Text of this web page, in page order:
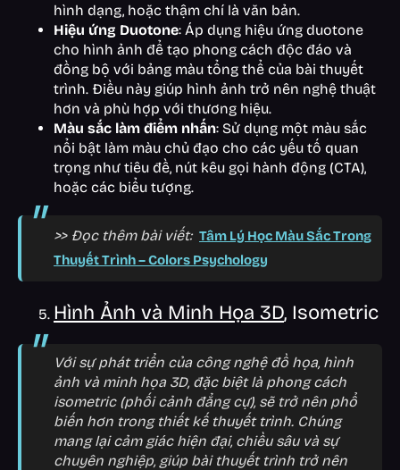
hình dạng, hoặc thậm chí là văn bản.
Hiệu ứng Duotone: Áp dụng hiệu ứng duotone
cho hình ảnh để tạo phong cách độc đáo và
đồng bộ với bảng màu tổng thể của bài thuyết
trình. Điều này giúp hình ảnh trở nên nghệ thuật
hơn và phù hợp với thương hiệu.
Màu sắc làm điểm nhấn: Sử dụng một màu sắc
nổi bật làm màu chủ đạo cho các yếu tố quan
trọng như tiêu đề, nút kêu gọi hành động (CTA),
hoặc các biểu tượng.
>> Đọc thêm bài viết: Tâm Lý Học Màu Sắc Trong
Thuyết Trình – Colors Psychology
Hình Ảnh và Minh Họa 3D, Isometric
Với sự phát triển của công nghệ đồ họa, hình
ảnh và minh họa 3D, đặc biệt là phong cách
isometric (phối cảnh đẳng cự), sẽ trở nên phổ
biến hơn trong thiết kế thuyết trình. Chúng
mang lại cảm giác hiện đại, chiều sâu và sự
chuyên nghiệp, giúp bài thuyết trình trở nên